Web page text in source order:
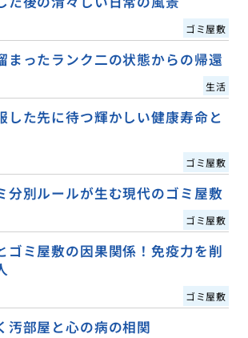
ゴミ屋敷
まったランク二の状態からの帰還
生活
した先に待つ輝かしい健康寿命と
ゴミ屋敷
分別ルールが生む現代のゴミ屋敷
ゴミ屋敷
ゴミ屋敷の因果関係！免疫力を削
ゴミ屋敷
汚部屋と心の病の相関